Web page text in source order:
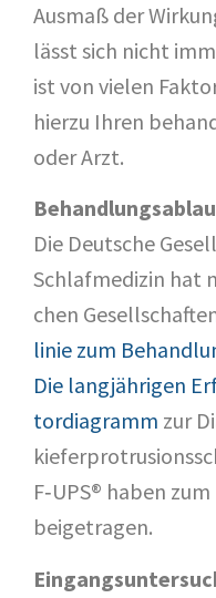
Aus­maß der
lässt sich nicht
ist von vie­len
hier­zu Ihren
oder Arzt.
Die Deut­sche
Schlaf­me­di­zin hat
chen
li­nie zum
Die lang­jäh­ri­gen
tor­dia­gramm zur
F‑UPS® haben
beigetragen.